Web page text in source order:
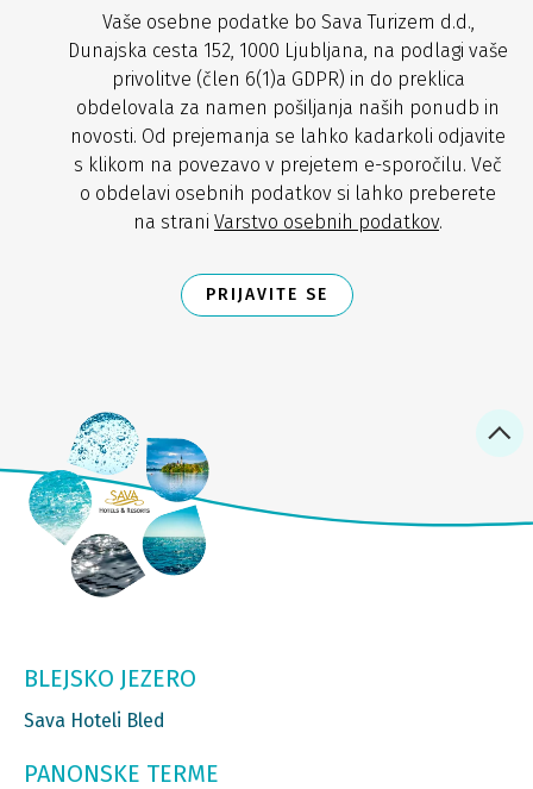
Vaše osebne podatke bo Sava Turizem d.d.,
Dunajska cesta 152, 1000 Ljubljana, na podlagi vaše
privolitve (člen 6(1)a GDPR) in do preklica
obdelovala za namen pošiljanja naših ponudb in
novosti. Od prejemanja se lahko kadarkoli odjavite
s klikom na povezavo v prejetem e-sporočilu. Več
o obdelavi osebnih podatkov si lahko preberete
na strani Varstvo osebnih podatkov.
PRIJAVITE SE
BLEJSKO JEZERO
Sava Hoteli Bled
PANONSKE TERME